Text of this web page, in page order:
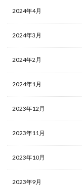
2024年4月
2024年3月
2024年2月
2024年1月
2023年12月
2023年11月
2023年10月
2023年9月